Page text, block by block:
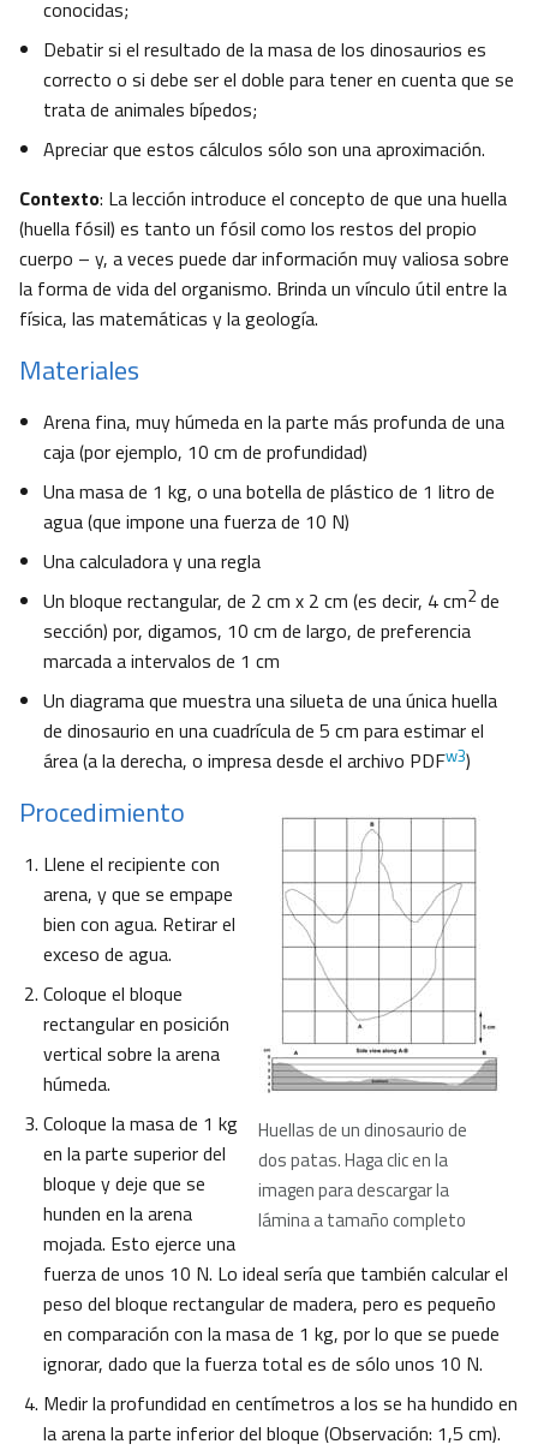
conocidas;
Debatir si el resultado de la masa de los dinosaurios es
correcto o si debe ser el doble para tener en cuenta que se
trata de animales bípedos;
Apreciar que estos cálculos sólo son una aproximación.
Contexto: La lección introduce el concepto de que una huella
(huella fósil) es tanto un fósil como los restos del propio
cuerpo – y, a veces puede dar información muy valiosa sobre
la forma de vida del organismo. Brinda un vínculo útil entre la
física, las matemáticas y la geología.
Materiales
Arena fina, muy húmeda en la parte más profunda de una
caja (por ejemplo, 10 cm de profundidad)
Una masa de 1 kg, o una botella de plástico de 1 litro de
agua (que impone una fuerza de 10 N)
Una calculadora y una regla
Un bloque rectangular, de 2 cm x 2 cm (es decir, 4 cm2de
sección) por, digamos, 10 cm de largo, de preferencia
marcada a intervalos de 1 cm
Un diagrama que muestra una silueta de una única huella
de dinosaurio en una cuadrícula de 5 cm para estimar el
área (a la derecha, o impresa desde el archivo PDFw3)
Huellas de un dinosaurio de
dos patas. Haga clic en la
imagen para descargar la
lámina a tamaño completo
Procedimiento
Llene el recipiente con
arena, y que se empape
bien con agua. Retirar el
exceso de agua.
Coloque el bloque
rectangular en posición
vertical sobre la arena
húmeda.
Coloque la masa de 1 kg
en la parte superior del
bloque y deje que se
hunden en la arena
mojada. Esto ejerce una
fuerza de unos 10 N. Lo ideal sería que también calcular el
peso del bloque rectangular de madera, pero es pequeño
en comparación con la masa de 1 kg, por lo que se puede
ignorar, dado que la fuerza total es de sólo unos 10 N.
Medir la profundidad en centímetros a los se ha hundido en
la arena la parte inferior del bloque (Observación: 1,5 cm).